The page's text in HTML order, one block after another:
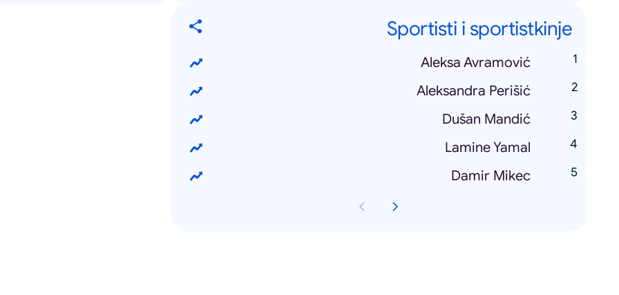
Sportisti i sportistkinje
Aleksa Avramović
Aleksandra Perišić
Dušan Mandić
Lamine Yamal
Damir Mikec